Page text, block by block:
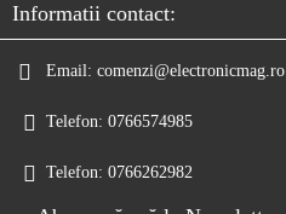
Informatii contact:
Email: comenzi@electronicmag.ro
Telefon: 0766574985
Telefon: 0766262982